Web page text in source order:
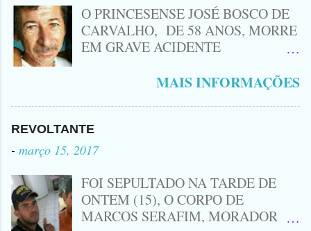
Peixeira. Ele deu mais de 10 Facadas
na Adolescente.
O PRINCESENSE JOSÉ BOSCO DE
CARVALHO, DE 58 ANOS, MORRE
EM GRAVE ACIDENTE
CINQUENTINHA SHINERAY E UM
VEÍCULO MONTANA, TRAGÉDIA
ACONTECEU AGORA A TARDE
PRÓXIMO A ENTRADA DE LAGOA
DA CRUZ, A VÍTIMA CONHECIDA
NO LOCAL... ZÉ DO RÁDIO COMO
ERA CONHECIDO TRABALHAVA
HÁ MUITOS ANOS COM
MAIS INFORMAÇÕES
REVOLTANTE
- março 15, 2017
FOI SEPULTADO NA TARDE DE
ONTEM (15), O CORPO DE
MARCOS SERAFIM, MORADOR